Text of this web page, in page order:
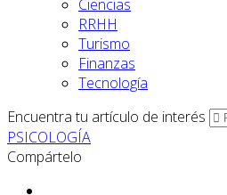
Ciencias
RRHH
Turismo
Finanzas
Tecnología
Encuentra tu artículo de interés
PSICOLOGÍA
Compártelo